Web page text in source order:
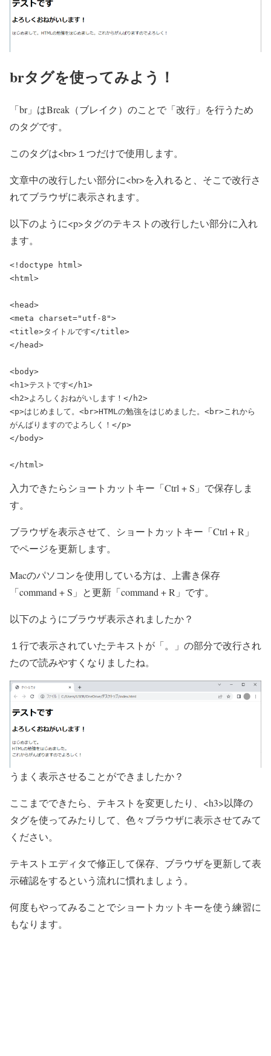
brタグを使ってみよう！
「br」はBreak（ブレイク）のことで「改行」を行うため
のタグです。
このタグは<br>１つだけで使用します。
文章中の改行したい部分に<br>を入れると、そこで改行さ
れてブラウザに表示されます。
以下のように<p>タグのテキストの改行したい部分に入れ
ます。
<!doctype html>
<html>
<head>
<meta charset="utf-8">
<title>タイトルです</title>
</head>
<body>
<h1>テストです</h1>
<h2>よろしくおねがいします！</h2>
<p>はじめまして。 <br>HTMLの勉強をはじめました。 <br>これから
がんばりますのでよろしく！</p>
</body>
</html>
入力できたらショートカットキー「Ctrl + S」で保存しま
す。
ブラウザを表示させて、ショートカットキー「Ctrl + R」
でページを更新します。
Macのパソコンを使用している方は、上書き保存
「command + S」と更新「command + R」です。
以下のようにブラウザ表示されましたか？
１行で表示されていたテキストが「。」の部分で改行され
たので読みやすくなりましたね。
うまく表示させることができましたか？
ここまでできたら、テキストを変更したり、<h3>以降の
タグを使ってみたりして、色々ブラウザに表示させてみて
ください。
テキストエディタで修正して保存、ブラウザを更新して表
示確認をするという流れに慣れましょう。
何度もやってみることでショートカットキーを使う練習に
もなります。